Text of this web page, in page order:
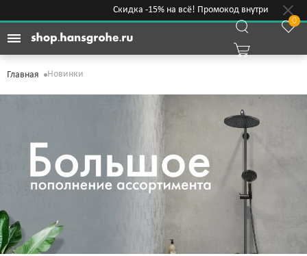
Скидка -15% на всё! Промокод внутри →
0
Главная Новинки